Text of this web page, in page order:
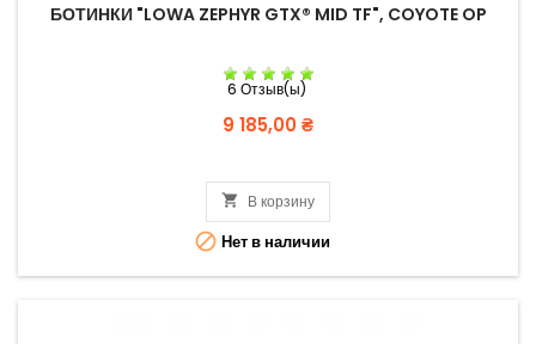
БОТИНКИ "LOWA ZEPHYR GTX® MID TF", COYOTE OP
6 Отзыв(ы)
Цена
9 185,00 ₴
 В корзину
 Нет в наличии